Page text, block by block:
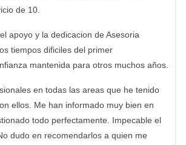
de 10.
apoyo y la dedicacion de Asesoria
tiempos dificiles del primer
mantenida para otros muchos años.
en todas las areas que he tenido
ellos. Me han informado muy bien en
todo perfectamente. Impecable el
dudo en recomendarlos a quien me